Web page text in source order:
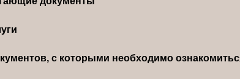
с которыми необходимо